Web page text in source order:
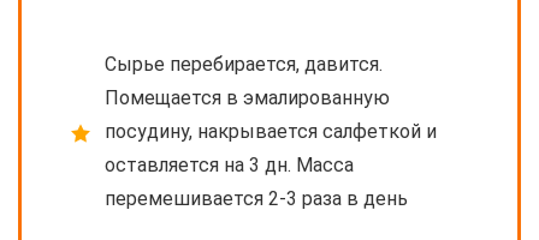
Сырье перебирается, давится.
Помещается в эмалированную
посудину, накрывается салфеткой и
оставляется на 3 дн. Масса
перемешивается 2-3 раза в день